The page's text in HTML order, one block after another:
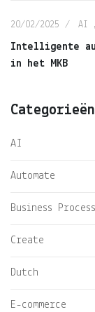
20/02/2025 AI
Intelligente
in het MKB
Categorieën
AI
Automate
Business
Create
Dutch
E-commerce